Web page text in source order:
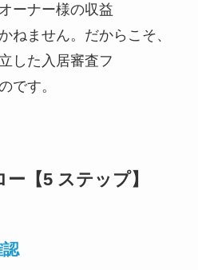
ーナー様の収益
ねません。だからこそ、
した入居審査フ
です。
【5 ステップ】